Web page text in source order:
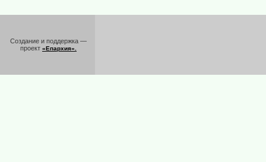
Создание и поддержка —
проект «Епархия».